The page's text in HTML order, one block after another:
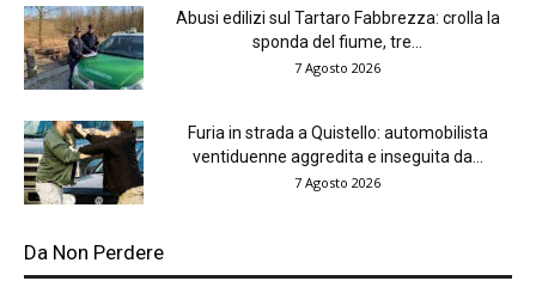
Abusi edilizi sul Tartaro Fabbrezza: crolla la
sponda del fiume, tre...
7 Agosto 2026
Furia in strada a Quistello: automobilista
ventiduenne aggredita e inseguita da...
7 Agosto 2026
Da Non Perdere